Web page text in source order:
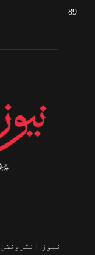
89
نیوز